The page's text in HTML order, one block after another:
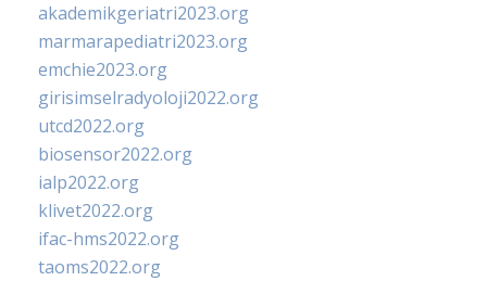
akademikgeriatri2023.org
marmarapediatri2023.org
emchie2023.org
girisimselradyoloji2022.org
utcd2022.org
biosensor2022.org
ialp2022.org
klivet2022.org
ifac-hms2022.org
taoms2022.org